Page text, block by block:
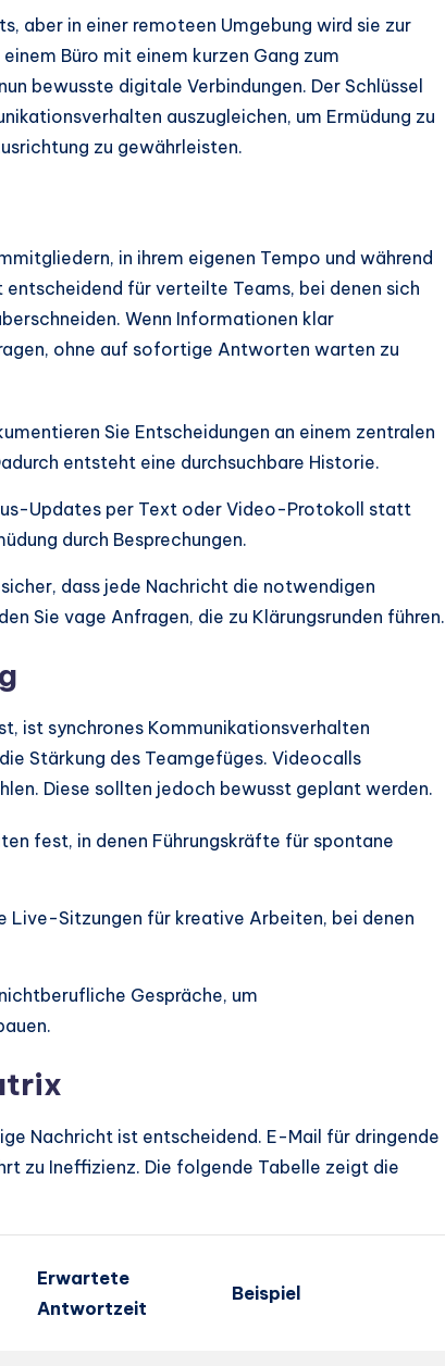
aber in einer remoteen Umgebung wird sie zur
Büro mit einem kurzen Gang zum
bewusste digitale Verbindungen. Der Schlüssel
auszugleichen, um Ermüdung zu
zu gewährleisten.
in ihrem eigenen Tempo und während
für verteilte Teams, bei denen sich
Wenn Informationen klar
ohne auf sofortige Antworten warten zu
Sie Entscheidungen an einem zentralen
entsteht eine durchsuchbare Historie.
Updates per Text oder Video-Protokoll statt
durch Besprechungen.
dass jede Nachricht die notwendigen
Sie vage Anfragen, die zu Klärungsrunden führen.
ist synchrones Kommunikationsverhalten
Stärkung des Teamgefüges. Videocalls
Diese sollten jedoch bewusst geplant werden.
fest, in denen Führungskräfte für spontane
Live-Sitzungen für kreative Arbeiten, bei denen
Gespräche, um
Nachricht ist entscheidend. E-Mail für dringende
zu Ineffizienz. Die folgende Tabelle zeigt die
Erwartete
Antwortzeit
Beispiel